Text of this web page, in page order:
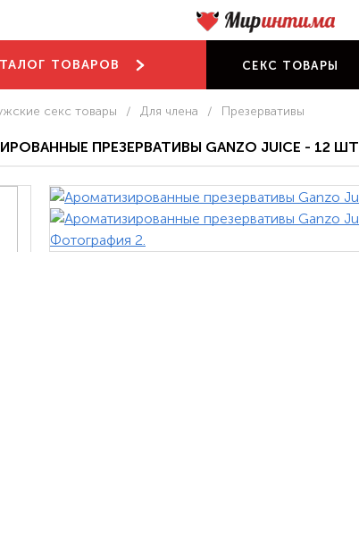
ТОВАРОВ СЕКС ТОВАРЫ
секс товары / Для члена / Презервативы
ПРЕЗЕРВАТИВЫ GANZO JUICE - 12 ШТ